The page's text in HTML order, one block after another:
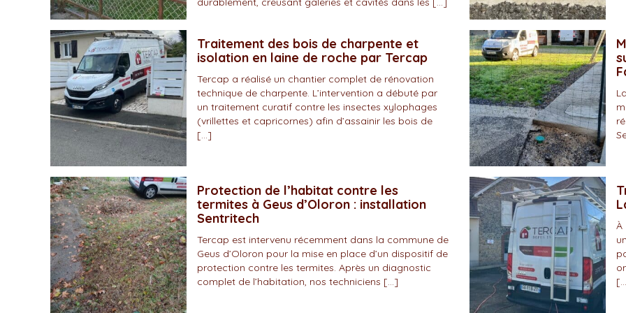
Traitement des bois de charpente et
isolation en laine de roche par Tercap
Tercap a réalisé un chantier complet de rénovation
technique de charpente. L’intervention a débuté par
un traitement curatif contre les insectes xylophages
(vrillettes et capricornes) afin d’assainir les bois de
[…]
Protection de l’habitat contre les
termites à Geus d’Oloron : installation
Sentritech
Tercap est intervenu récemment dans la commune de
Geus d’Oloron pour la mise en place d’un dispositif de
protection contre les termites. Après un diagnostic
complet de l’habitation, nos techniciens […]
À